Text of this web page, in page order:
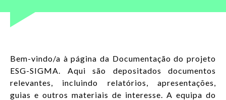
APRESENTAÇÕES
ODS 2030
Bem-vindo/a à página da Documentação do projeto
ESG-SIGMA. Aqui são depositados documentos
relevantes, incluindo relatórios, apresentações,
guias e outros materiais de interesse. A equipa do